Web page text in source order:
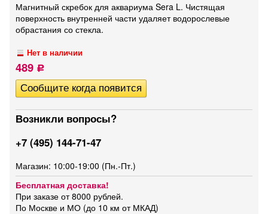
Магнитный скребок для аквариума Sera L. Чистящая
поверхность внутренней части удаляет водорослевые
обрастания со стекла.
Нет в наличии
489 Р
Возникли вопросы?
+7 (495) 144-71-47
Магазин: 10:00-19:00 (Пн.-Пт.)
Бесплатная доставка!
При заказе от 8000 рублей.
По Москве и МО (до 10 км от МКАД)